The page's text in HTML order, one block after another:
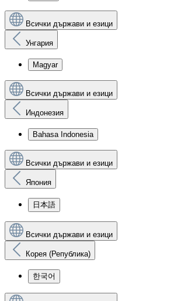
Всички държави и езици
Унгария
Magyar
Всички държави и езици
Индонезия
Bahasa Indonesia
Всички държави и езици
Япония
日本語
Всички държави и езици
Корея (Република)
한국어